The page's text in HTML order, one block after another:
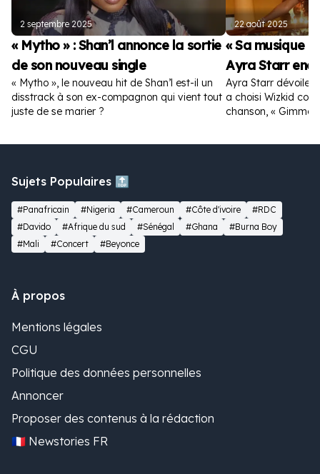
2 septembre 2025
« Mytho » : Shan’l annonce la sortie
de son nouveau single
« Mytho », le nouveau hit de Shan’l est-il un
disstrack à son ex-compagnon qui vient tout
juste de se marier ?
22 août 2025
« Sa musique
Ayra Starr
Ayra Starr dévoile
a choisi Wizkid
chanson, « Gimme
Sujets Populaires 🔝
#Panafricain #Nigeria #Cameroun #Côte d'ivoire
#RDC
#Davido
#Afrique du sud #Sénégal #Ghana
#Burna Boy
#Mali
#Concert #Beyonce
À propos
Mentions légales
CGU
Politique des données personnelles
Annoncer
Proposer des contenus à la rédaction
🇫🇷 Newstories FR